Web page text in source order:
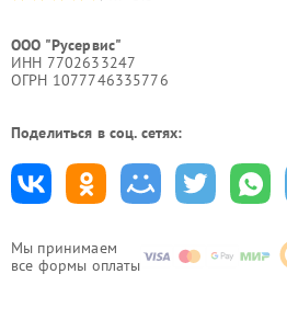
Мы принимаем
все формы оплаты
ООО "Русервис"
ИНН 7702633247
ОГРН 1077746335776
Поделиться в соц. сетях: